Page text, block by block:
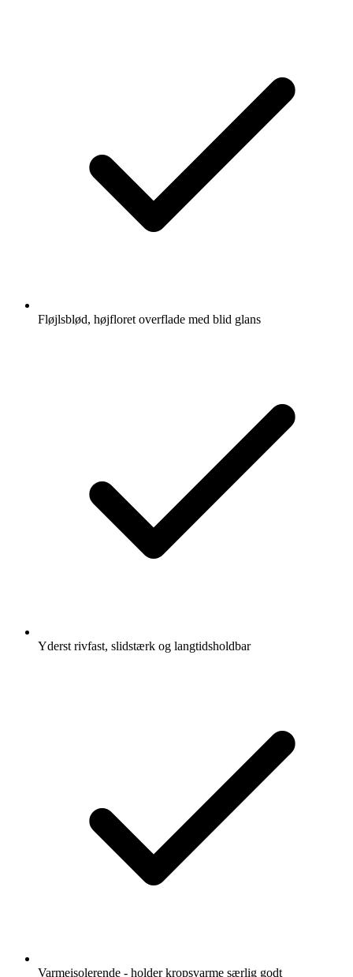
Fløjlsblød, højfloret overflade med blid glans
Yderst rivfast, slidstærk og langtidsholdbar
Varmeisolerende - holder kropsvarme særlig godt